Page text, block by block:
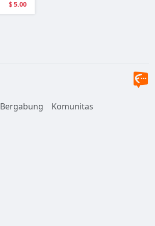
5.00
Bergabung Komunitas